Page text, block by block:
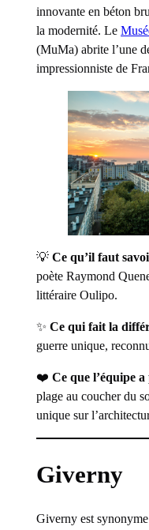
innovante en béton
la modernité. Le
(MuMa) abrite l’une
impressionniste de
💡Ce qu’il faut
poète Raymond
littéraire Oulipo.
✨Ce qui fait la
guerre unique,
❤️Ce que l’équipe
plage au coucher du
unique sur
Giverny
Giverny est